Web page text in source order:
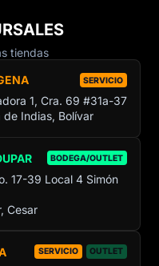
tiendas
SERVICIO
1, Cra. 69 #31a-37
de Indias, Bolívar
BODEGA/OUTLET
17-39 Local 4 Simón
Cesar
SERVICIO OUTLET